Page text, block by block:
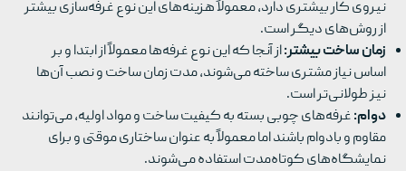
نیروی کار بیشتری دارد، معمولاً هزینه‌های این نوع غرفه‌سازی بیشتر
از روش‌های دیگر است.
زمان ساخت بیشتر:از آنجا که این نوع غرفه‌ها معمولاً از ابتدا و بر
اساس نیاز مشتری ساخته می‌شوند، مدت زمان ساخت و نصب آن‌ها
نیز طولانی‌تر است.
دوام:غرفه‌های چوبی بسته به کیفیت ساخت و مواد اولیه، می‌توانند
مقاوم و بادوام باشند اما معمولاً به عنوان ساختاری موقتی و برای
نمایشگاه‌های کوتاه‌مدت استفاده می‌شوند.